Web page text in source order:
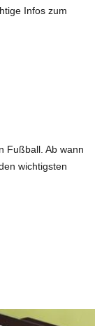
Infos zum
Fußball. Ab wann
wichtigsten